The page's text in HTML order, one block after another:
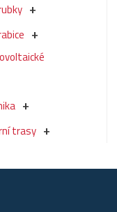
trasy